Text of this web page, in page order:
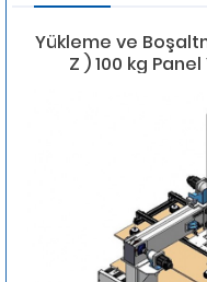
Yükleme ve
Z ) 100 kg